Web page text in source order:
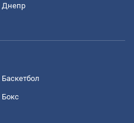
Днепр
Баскетбол
Бокс